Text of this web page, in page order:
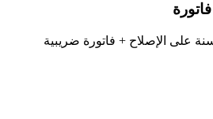
لسنة على الإصلاح + فاتورة ضريبية